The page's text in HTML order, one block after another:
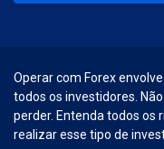
Operar com Forex
todos os investidores.
perder. Entenda todos os
realizar esse tipo de